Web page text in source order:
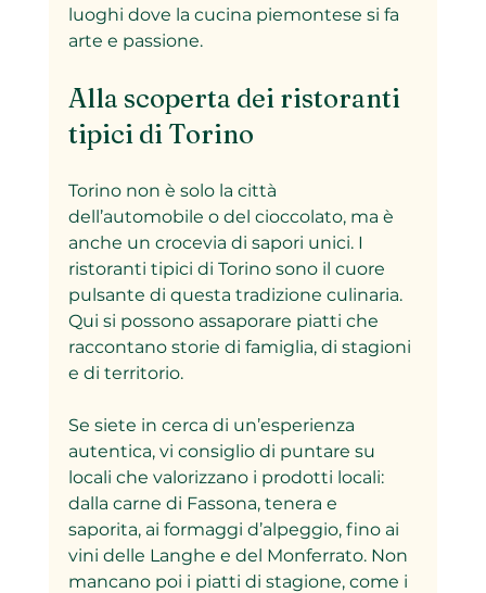
luoghi dove la cucina piemontese si fa
arte e passione.
Alla scoperta dei ristoranti
tipici di Torino
Torino non è solo la città
dell’automobile o del cioccolato, ma è
anche un crocevia di sapori unici. I
ristoranti tipici di Torino sono il cuore
pulsante di questa tradizione culinaria.
Qui si possono assaporare piatti che
raccontano storie di famiglia, di stagioni
e di territorio.
Se siete in cerca di un’esperienza
autentica, vi consiglio di puntare su
locali che valorizzano i prodotti locali:
dalla carne di Fassona, tenera e
saporita, ai formaggi d’alpeggio, fino ai
vini delle Langhe e del Monferrato. Non
mancano poi i piatti di stagione, come i